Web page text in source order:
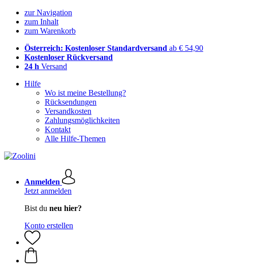
zur Navigation
zum Inhalt
zum Warenkorb
Österreich: Kostenloser Standardversand ab € 54,90
Kostenloser Rückversand
24 h Versand
Hilfe
Wo ist meine Bestellung?
Rücksendungen
Versandkosten
Zahlungsmöglichkeiten
Kontakt
Alle Hilfe-Themen
Anmelden
Jetzt anmelden
Bist du neu hier?
Konto erstellen